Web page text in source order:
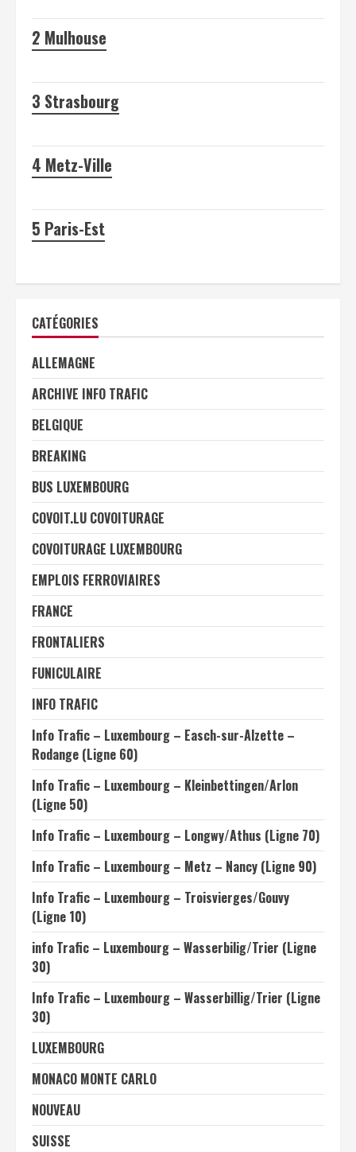
2 Mulhouse
3 Strasbourg
4 Metz-Ville
5 Paris-Est
CATÉGORIES
ALLEMAGNE
ARCHIVE INFO TRAFIC
BELGIQUE
BREAKING
BUS LUXEMBOURG
COVOIT.LU COVOITURAGE
COVOITURAGE LUXEMBOURG
EMPLOIS FERROVIAIRES
FRANCE
FRONTALIERS
FUNICULAIRE
INFO TRAFIC
Info Trafic – Luxembourg – Easch-sur-Alzette –
Rodange (Ligne 60)
Info Trafic – Luxembourg – Kleinbettingen/Arlon
(Ligne 50)
Info Trafic – Luxembourg – Longwy/Athus (Ligne 70)
Info Trafic – Luxembourg – Metz – Nancy (Ligne 90)
Info Trafic – Luxembourg – Troisvierges/Gouvy
(Ligne 10)
info Trafic – Luxembourg – Wasserbilig/Trier (Ligne
30)
Info Trafic – Luxembourg – Wasserbillig/Trier (Ligne
30)
LUXEMBOURG
MONACO MONTE CARLO
NOUVEAU
SUISSE